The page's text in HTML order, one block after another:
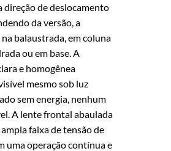
direção de deslocamento
da versão, a
balaustrada, em coluna
ou em base. A
e homogênea
mesmo sob luz
sem energia, nenhum
A lente frontal abaulada
faixa de tensão de
uma operação contínua e